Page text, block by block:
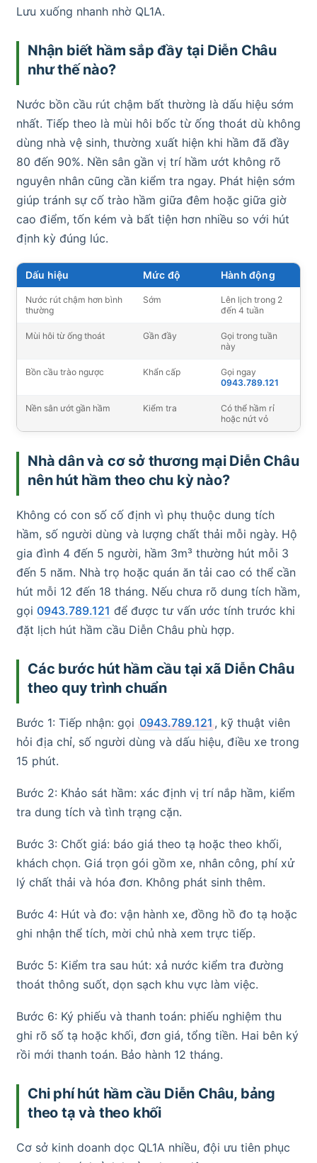
Lưu xuống nhanh nhờ QL1A.
Nhận biết hầm sắp đầy tại Diễn Châu
như thế nào?
Nước bồn cầu rút chậm bất thường là dấu hiệu sớm
nhất. Tiếp theo là mùi hôi bốc từ ống thoát dù không
dùng nhà vệ sinh, thường xuất hiện khi hầm đã đầy
80 đến 90%. Nền sân gần vị trí hầm ướt không rõ
nguyên nhân cũng cần kiểm tra ngay. Phát hiện sớm
giúp tránh sự cố trào hầm giữa đêm hoặc giữa giờ
cao điểm, tốn kém và bất tiện hơn nhiều so với hút
định kỳ đúng lúc.
Dấu hiệu Mức độ Hành động
Nước rút chậm hơn bình
thường
Sớm
Lên lịch trong 2
đến 4 tuần
Mùi hôi từ ống thoát Gần đầy
Gọi trong tuần
này
Bồn cầu trào ngược Khẩn cấp
Gọi ngay
0943.789.121
Nền sân ướt gần hầm Kiểm tra
Có thể hầm rỉ
hoặc nứt vỏ
Nhà dân và cơ sở thương mại Diễn Châu
nên hút hầm theo chu kỳ nào?
Không có con số cố định vì phụ thuộc dung tích
hầm, số người dùng và lượng chất thải mỗi ngày. Hộ
gia đình 4 đến 5 người, hầm 3m³ thường hút mỗi 3
đến 5 năm. Nhà trọ hoặc quán ăn tải cao có thể cần
hút mỗi 12 đến 18 tháng. Nếu chưa rõ dung tích hầm,
gọi 0943.789.121 để được tư vấn ước tính trước khi
đặt lịch hút hầm cầu Diễn Châu phù hợp.
Các bước hút hầm cầu tại xã Diễn Châu
theo quy trình chuẩn
Bước 1: Tiếp nhận: gọi 0943.789.121 , kỹ thuật viên
hỏi địa chỉ, số người dùng và dấu hiệu, điều xe trong
15 phút.
Bước 2: Khảo sát hầm: xác định vị trí nắp hầm, kiểm
tra dung tích và tình trạng cặn.
Bước 3: Chốt giá: báo giá theo tạ hoặc theo khối,
khách chọn. Giá trọn gói gồm xe, nhân công, phí xử
lý chất thải và hóa đơn. Không phát sinh thêm.
Bước 4: Hút và đo: vận hành xe, đồng hồ đo tạ hoặc
ghi nhận thể tích, mời chủ nhà xem trực tiếp.
Bước 5: Kiểm tra sau hút: xả nước kiểm tra đường
thoát thông suốt, dọn sạch khu vực làm việc.
Bước 6: Ký phiếu và thanh toán: phiếu nghiệm thu
ghi rõ số tạ hoặc khối, đơn giá, tổng tiền. Hai bên ký
rồi mới thanh toán. Bảo hành 12 tháng.
Chi phí hút hầm cầu Diễn Châu, bảng
theo tạ và theo khối
Cơ sở kinh doanh dọc QL1A nhiều, đội ưu tiên phục